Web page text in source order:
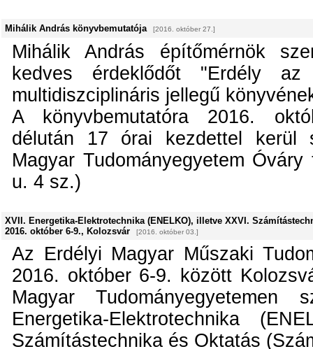
Mihálik András könyvbemutatója [2016. október 27.]
Mihálik András építőmérnök
kedves érdeklődőt "Erdély
multidiszciplináris jellegű
A könyvbemutatóra 2016.
délután 17 órai kezdettel kerül
Magyar Tudományegyetem
u. 4 sz.)
XVII. Energetika-Elektrotechnika (ENELKO), illetve XXVI.
2016. október 6-9., Kolozsvár
[2016. október 03.]
Az Erdélyi Magyar Műszaki
2016. október 6-9. között
Magyar
Energetika-Elektrotechnika
Számítástechnika és Oktatás